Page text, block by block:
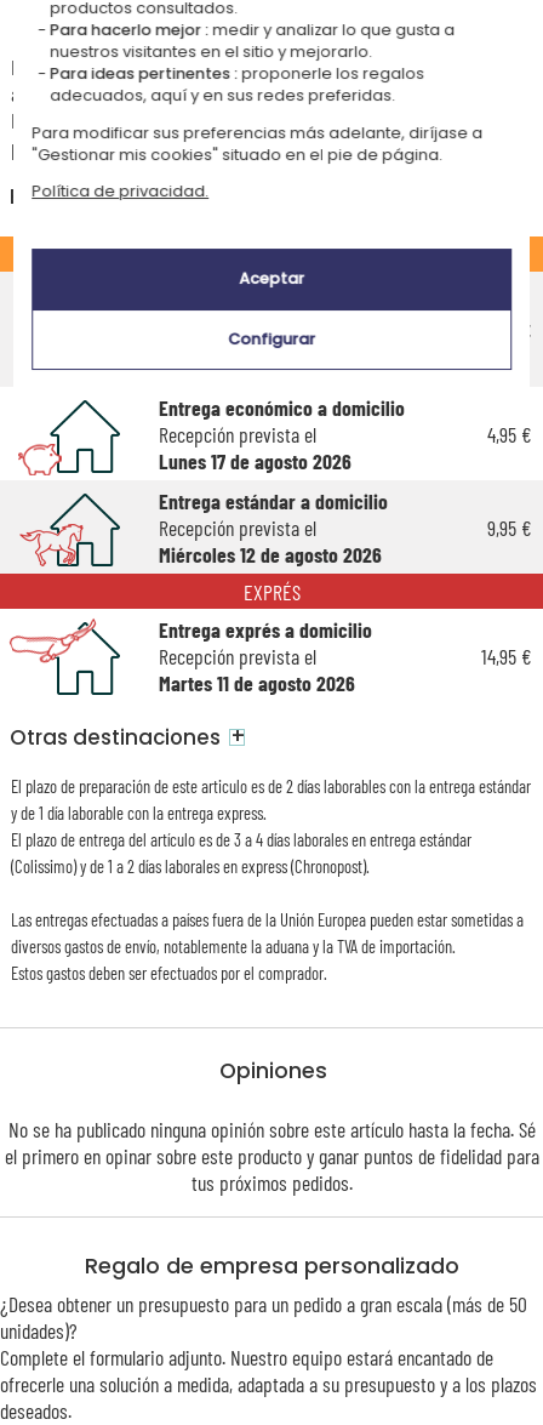
Opiniones
No se ha publicado ninguna opinión sobre este artículo hasta la fecha. Sé
el primero en opinar sobre este producto y ganar puntos defidelidadpara
tus próximos pedidos.
Tiempos de entrega y gastos de envío
La estimación de la fecha de recepción y de los gastos de envío de este
articulo están indicados a continuación.
Las fechas estimadas a continuación se aplican para un pedido con
pago en tarjeta bancaria o PayPal.
España
ESTÁNDAR
Entrega económico en punto de
recogida
Recepción prevista el
Lunes 17 de agosto 2026
4,75 €
Entrega económico a domicilio
Recepción prevista el
Lunes 17 de agosto 2026
4,95 €
Entrega estándar a domicilio
Recepción prevista el
Miércoles 12 de agosto 2026
9,95 €
EXPRÉS
Entrega exprés a domicilio
Recepción prevista el
Martes 11 de agosto 2026
14,95 €
Otras destinaciones +
El plazo de preparación de este articulo es de 2 días laborables con la entrega estándar
y de 1 día laborable con la entrega express.
El plazo de entrega del artículo es de 3 a 4 días laborales en entrega estándar
(Colissimo) y de 1 a 2 días laborales en express (Chronopost).
Las entregas efectuadas a países fuera de la Unión Europea pueden estar sometidas a
diversos gastos de envío, notablemente la aduana y la TVA de importación.
Estos gastos deben ser efectuados por el comprador.
Regalo de empresa personalizado
¿Desea obtener un presupuesto para un pedido a gran escala (más de 50
unidades)?
Complete el formulario adjunto. Nuestro equipo estará encantado de
ofrecerle una solución a medida, adaptada a su presupuesto y a los plazos
deseados.
productos consultados.
Para hacerlo mejor :medir y analizar lo que gusta a
nuestros visitantes en el sitio y mejorarlo.
Para ideas pertinentes :proponerle los regalos
adecuados, aquí y en sus redes preferidas.
Para modificar sus preferencias más adelante, diríjase a
"Gestionar mis cookies" situado en el pie de página.
Política de privacidad.
Aceptar
Configurar